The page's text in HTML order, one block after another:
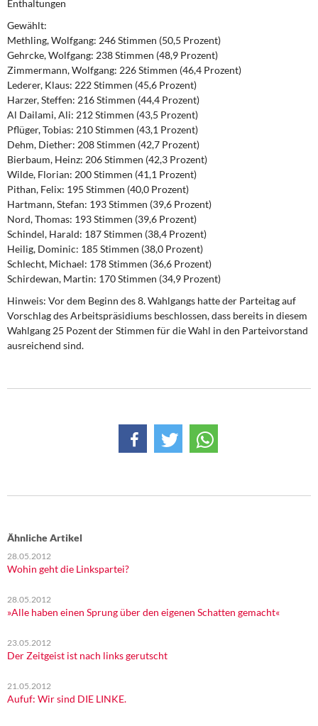
Enthaltungen
Gewählt:
Methling, Wolfgang: 246 Stimmen (50,5 Prozent)
Gehrcke, Wolfgang: 238 Stimmen (48,9 Prozent)
Zimmermann, Wolfgang: 226 Stimmen (46,4 Prozent)
Lederer, Klaus: 222 Stimmen (45,6 Prozent)
Harzer, Steffen: 216 Stimmen (44,4 Prozent)
Al Dailami, Ali: 212 Stimmen (43,5 Prozent)
Pflüger, Tobias: 210 Stimmen (43,1 Prozent)
Dehm, Diether: 208 Stimmen (42,7 Prozent)
Bierbaum, Heinz: 206 Stimmen (42,3 Prozent)
Wilde, Florian: 200 Stimmen (41,1 Prozent)
Pithan, Felix: 195 Stimmen (40,0 Prozent)
Hartmann, Stefan: 193 Stimmen (39,6 Prozent)
Nord, Thomas: 193 Stimmen (39,6 Prozent)
Schindel, Harald: 187 Stimmen (38,4 Prozent)
Heilig, Dominic: 185 Stimmen (38,0 Prozent)
Schlecht, Michael: 178 Stimmen (36,6 Prozent)
Schirdewan, Martin: 170 Stimmen (34,9 Prozent)
Hinweis: Vor dem Beginn des 8. Wahlgangs hatte der Parteitag auf
Vorschlag des Arbeitspräsidiums beschlossen, dass bereits in diesem
Wahlgang 25 Pozent der Stimmen für die Wahl in den Parteivorstand
ausreichend sind.
Ähnliche Artikel
28.05.2012
Wohin geht die Linkspartei?
28.05.2012
»Alle haben einen Sprung über den eigenen Schatten gemacht«
23.05.2012
Der Zeitgeist ist nach links gerutscht
21.05.2012
Aufuf: Wir sind DIE LINKE.